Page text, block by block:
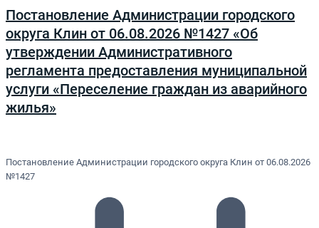
Постановление Администрации городского
округа Клин от 06.08.2026 №1427 «Об
утверждении Административного
регламента предоставления муниципальной
услуги «Переселение граждан из аварийного
жилья»
Постановление Администрации городского округа Клин от 06.08.2026
№1427